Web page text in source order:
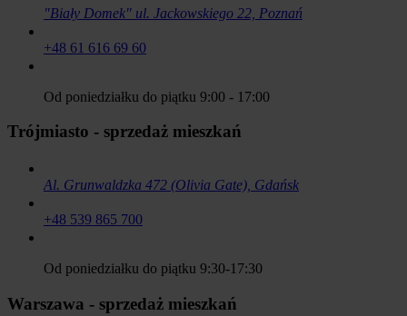
"Biały Domek" ul. Jackowskiego 22, Poznań
+48 61 616 69 60
Od poniedziałku do piątku 9:00 - 17:00
Trójmiasto - sprzedaż mieszkań
Al. Grunwaldzka 472 (Olivia Gate), Gdańsk
+48 539 865 700
Od poniedziałku do piątku 9:30-17:30
Warszawa - sprzedaż mieszkań